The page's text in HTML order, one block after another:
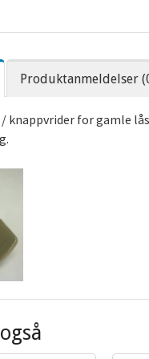
Produktanmeldelser
knappvrider for gamle